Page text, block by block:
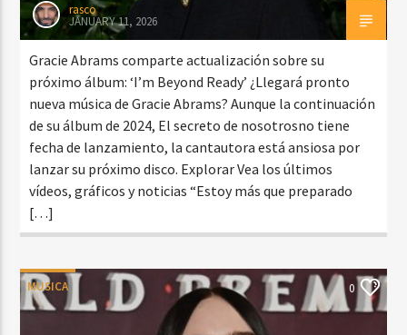
rasco
JANUARY 11, 2026
Gracie Abrams comparte actualización sobre su
próximo álbum: ‘I’m Beyond Ready’ ¿Llegará pronto
nueva música de Gracie Abrams? Aunque la continuación
de su álbum de 2024, El secreto de nosotrosno tiene
fecha de lanzamiento, la cantautora está ansiosa por
lanzar su próximo disco. Explorar Vea los últimos
vídeos, gráficos y noticias “Estoy más que preparado
[…]
MUSICA 0